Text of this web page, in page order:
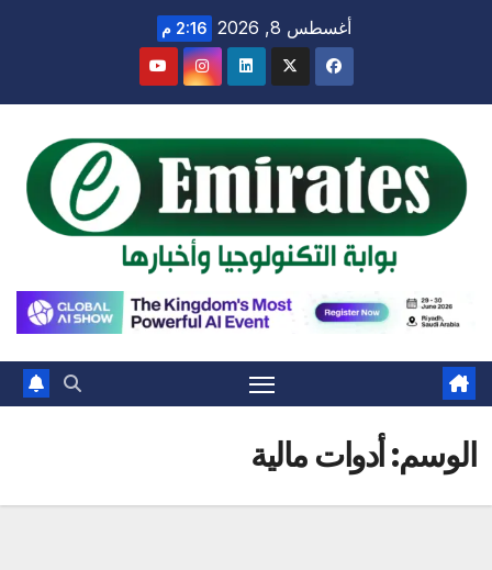
أغسطس 8, 2026 2:16 م
الوسم: أدوات مالية